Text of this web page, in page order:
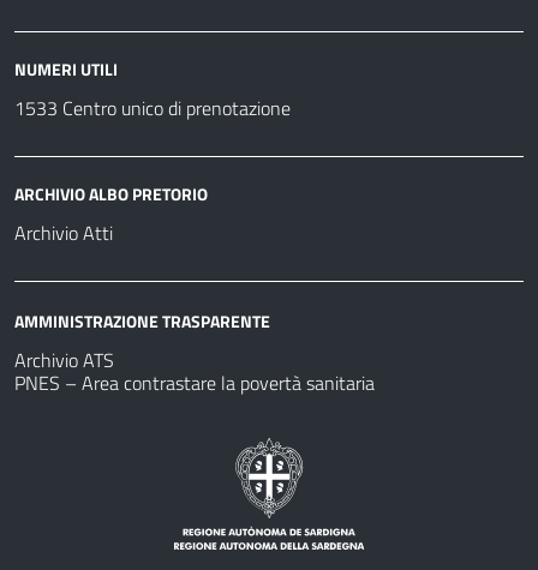
NUMERI UTILI
1533 Centro unico di prenotazione
ARCHIVIO ALBO PRETORIO
Archivio Atti
AMMINISTRAZIONE TRASPARENTE
Archivio ATS
PNES – Area contrastare la povertà sanitaria